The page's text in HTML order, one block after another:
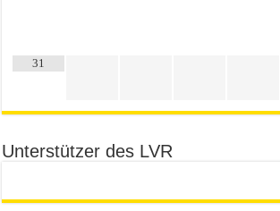
31
Unterstützer des LVR